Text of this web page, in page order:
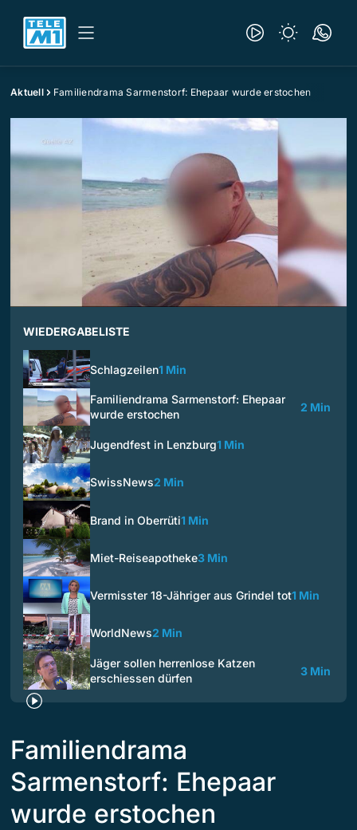
Aktuell Familiendrama Sarmenstorf: Ehepaar wurde erstochen
WIEDERGABELISTE
Schlagzeilen1 Min
Familiendrama Sarmenstorf: Ehepaar
wurde erstochen
2 Min
Jugendfest in Lenzburg1 Min
SwissNews2 Min
Brand in Oberrüti1 Min
Miet-Reiseapotheke3 Min
Vermisster 18-Jähriger aus Grindel tot1 Min
WorldNews2 Min
Jäger sollen herrenlose Katzen
erschiessen dürfen
3 Min
Familiendrama
Sarmenstorf: Ehepaar
wurde erstochen